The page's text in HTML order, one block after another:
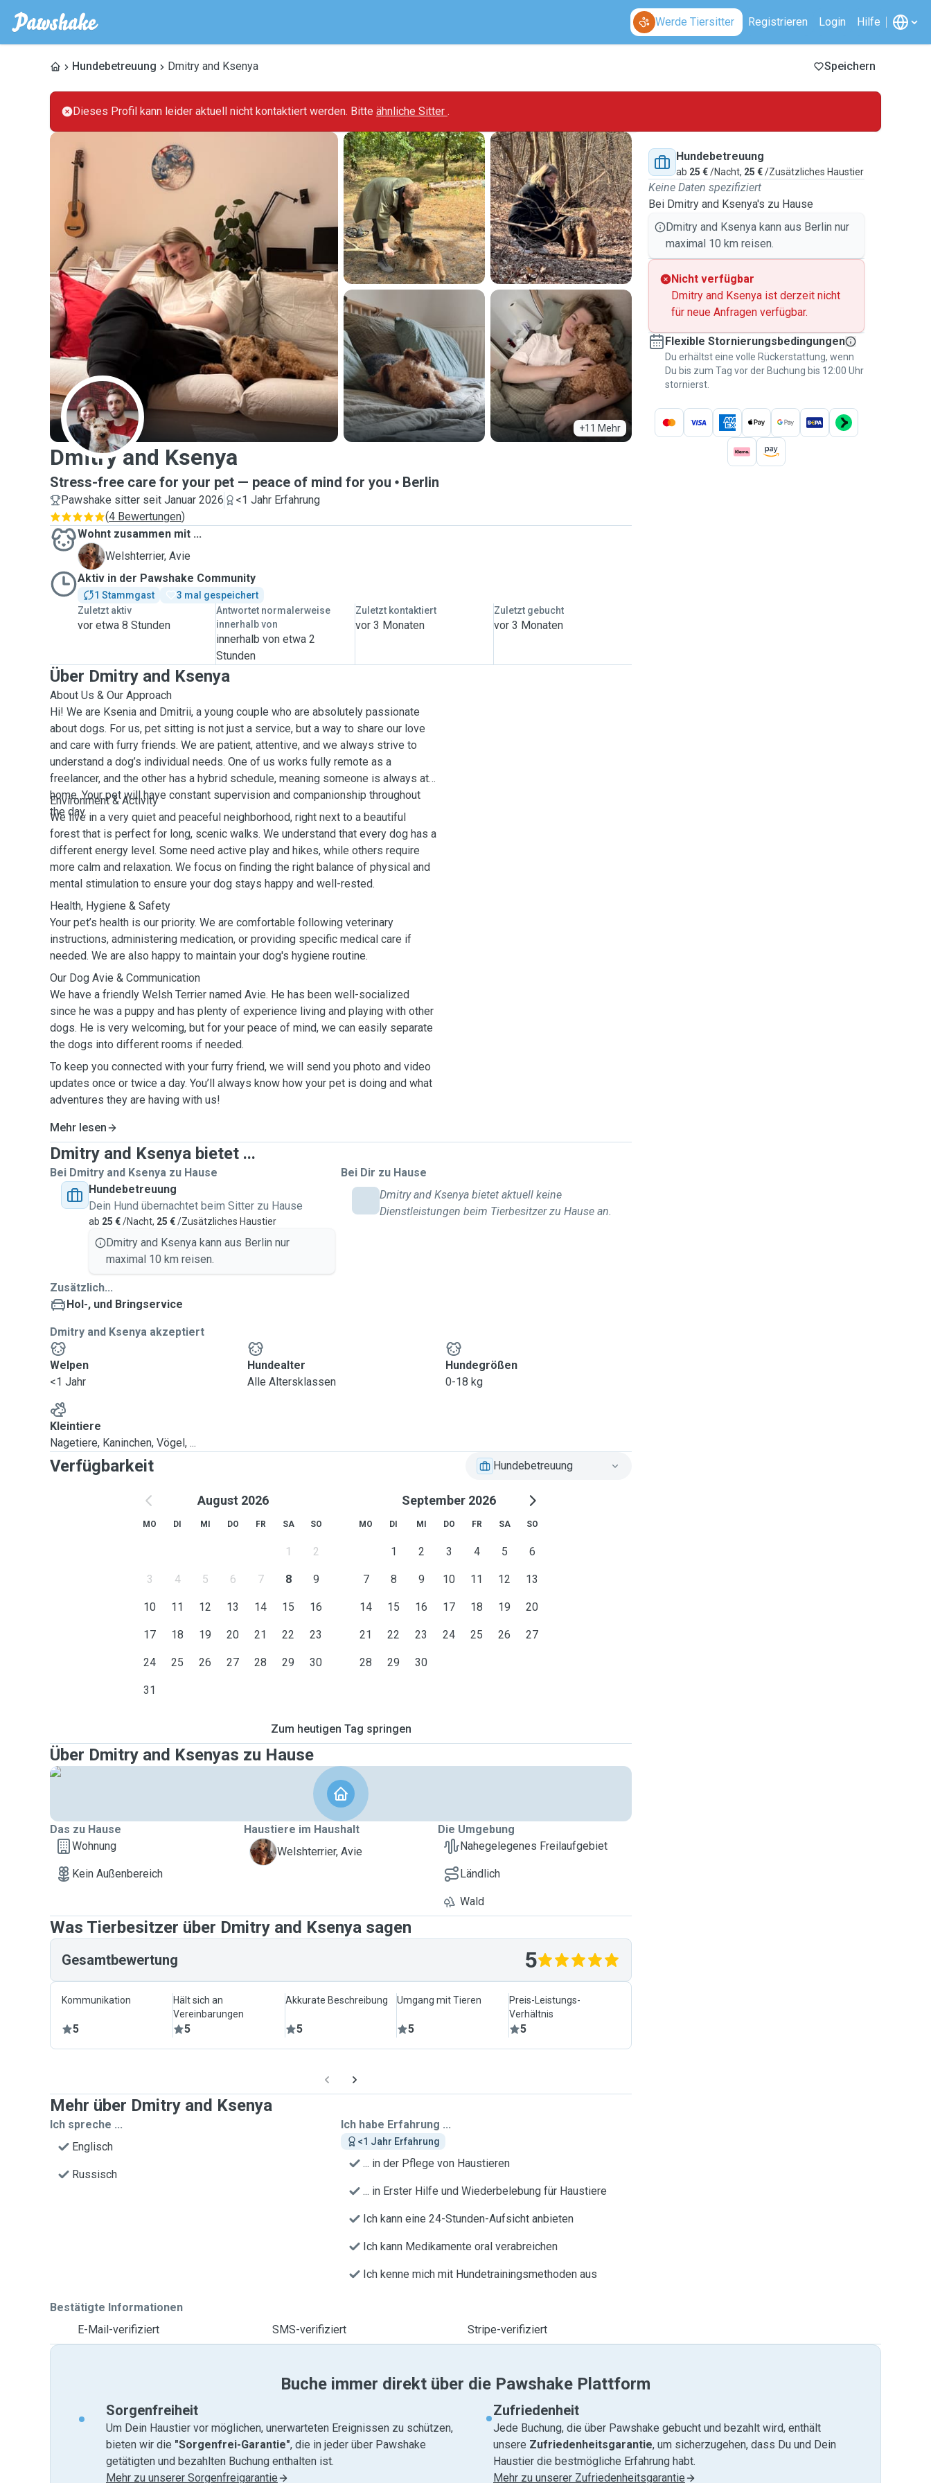
Werde Tiersitter Registrieren Login Hilfe
Hundebetreuung Dmitry and Ksenya Speichern
Dieses Profil kann leider aktuell nicht kontaktiert werden. Bitte ähnliche Sitter .
+11 Mehr
D
Dmitry and Ksenya
Stress-free care for your pet — peace of mind for you Berlin
Pawshake sitter seit Januar 2026
<1 Jahr Erfahrung
(4 Bewertungen)
Wohnt zusammen mit ...
A
Welshterrier, Avie
Aktiv in der Pawshake Community
1 Stammgast
3 mal gespeichert
Zuletzt aktiv
vor etwa 8 Stunden
Antwortet normalerweise
innerhalb von
innerhalb von etwa 2
Stunden
Zuletzt kontaktiert
vor 3 Monaten
Zuletzt gebucht
vor 3 Monaten
Über Dmitry and Ksenya
About Us & Our Approach
Hi! We are Ksenia and Dmitrii, a young couple who are absolutely passionate
about dogs. For us, pet sitting is not just a service, but a way to share our love
and care with furry friends. We are patient, attentive, and we always strive to
understand a dog’s individual needs. One of us works fully remote as a
freelancer, and the other has a hybrid schedule, meaning someone is always at
home. Your pet will have constant supervision and companionship throughout
the day.
Environment & Activity
We live in a very quiet and peaceful neighborhood, right next to a beautiful
forest that is perfect for long, scenic walks. We understand that every dog has a
different energy level. Some need active play and hikes, while others require
more calm and relaxation. We focus on finding the right balance of physical and
mental stimulation to ensure your dog stays happy and well-rested.
Health, Hygiene & Safety
Your pet’s health is our priority. We are comfortable following veterinary
instructions, administering medication, or providing specific medical care if
needed. We are also happy to maintain your dog's hygiene routine.
Our Dog Avie & Communication
We have a friendly Welsh Terrier named Avie. He has been well-socialized
since he was a puppy and has plenty of experience living and playing with other
dogs. He is very welcoming, but for your peace of mind, we can easily separate
the dogs into different rooms if needed.
To keep you connected with your furry friend, we will send you photo and video
updates once or twice a day. You’ll always know how your pet is doing and what
adventures they are having with us!
Mehr lesen
Dmitry and Ksenya bietet ...
Bei Dmitry and Ksenya zu Hause
Hundebetreuung
Dein Hund übernachtet beim Sitter zu Hause
ab 25 €/Nacht, 25 €/Zusätzliches Haustier
Dmitry and Ksenya kann aus Berlin nur
maximal 10 km reisen.
Bei Dir zu Hause
Dmitry and Ksenya bietet aktuell keine
Dienstleistungen beim Tierbesitzer zu Hause an.
Zusätzlich...
Hol-, und Bringservice
Dmitry and Ksenya akzeptiert
Welpen
<1 Jahr
Hundealter
Alle Altersklassen
Hundegrößen
0-18 kg
Kleintiere
Nagetiere, Kaninchen, Vögel, ...
Verfügbarkeit Hundebetreuung
August 2026
MO DI MI DO FR SA SO
1 2
3 4 5 6 7 8 9
10 11 12 13 14 15 16
17 18 19 20 21 22 23
24 25 26 27 28 29 30
31
September 2026
MO DI MI DO FR SA SO
1 2 3 4 5 6
7 8 9 10 11 12 13
14 15 16 17 18 19 20
21 22 23 24 25 26 27
28 29 30
Zum heutigen Tag springen
Über Dmitry and Ksenyas zu Hause
Das zu Hause
Wohnung
Kein Außenbereich
Haustiere im Haushalt
A
Welshterrier, Avie
Die Umgebung
Nahegelegenes Freilaufgebiet
Ländlich
Wald
Was Tierbesitzer über Dmitry and Ksenya sagen
Gesamtbewertung 5
Kommunikation
5
Hält sich an
Vereinbarungen
5
Akkurate Beschreibung
5
Umgang mit Tieren
5
Preis-Leistungs-
Verhältnis
5
Mehr über Dmitry and Ksenya
Ich spreche ...
Englisch
Russisch
Ich habe Erfahrung ...
<1 Jahr Erfahrung
... in der Pflege von Haustieren
... in Erster Hilfe und Wiederbelebung für Haustiere
Ich kann eine 24-Stunden-Aufsicht anbieten
Ich kann Medikamente oral verabreichen
Ich kenne mich mit Hundetrainingsmethoden aus
Bestätigte Informationen
E-Mail-verifiziert
SMS-verifiziert Stripe-verifiziert
Hundebetreuung
ab 25 €/Nacht, 25 €/Zusätzliches Haustier
Keine Daten spezifiziert
Bei Dmitry and Ksenya's zu Hause
Dmitry and Ksenya kann aus Berlin nur
maximal 10 km reisen.
Nicht verfügbar
Dmitry and Ksenya ist derzeit nicht
für neue Anfragen verfügbar.
Flexible Stornierungsbedingungen
Du erhältst eine volle Rückerstattung, wenn
Du bis zum Tag vor der Buchung bis 12:00 Uhr
stornierst.
Buche immer direkt über die Pawshake Plattform
Sorgenfreiheit
Um Dein Haustier vor möglichen, unerwarteten Ereignissen zu schützen,
bieten wir die "Sorgenfrei-Garantie", die in jeder über Pawshake
getätigten und bezahlten Buchung enthalten ist.
Mehr zu unserer Sorgenfreigarantie
Zufriedenheit
Jede Buchung, die über Pawshake gebucht und bezahlt wird, enthält
unsere Zufriedenheitsgarantie, um sicherzugehen, dass Du und Dein
Haustier die bestmögliche Erfahrung habt.
Mehr zu unserer Zufriedenheitsgarantie